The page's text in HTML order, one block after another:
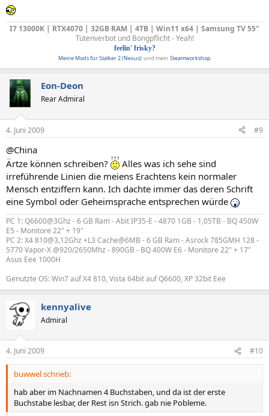
I7 13000K | RTX4070 | 32GB RAM | 4TB | Win11 x64 | Samsung TV 55"
Tütenverbot und Bongpflicht - Yeah!
feelin' frisky?
Meine Mods für Stalker 2 (Nexus) und mein Steamworkshop
Eon-Deon
Rear Admiral
4. Juni 2009 #9
@China
Ärtze können schreiben?
Alles was ich sehe sind
irreführende Linien die meiens Erachtens kein normaler
Mensch entziffern kann. Ich dachte immer das deren Schrift
eine Symbol oder Geheimsprache entsprechen würde
PC 1: Q6600@3Ghz - 6 GB Ram - Abit IP35-E - 4870 1GB - 1,05TB - BQ 450W
E5 - Monitore 22" + 19"
PC 2: X4 810@3,12Ghz +L3 Cache@6MB - 6 GB Ram - Asrock 785GMH 128 -
5770 Vapor-X @920/2650Mhz - 890GB - BQ 400W E6 - Monitore 22" + 17"
Asus Eee 1000H
Genutzte OS: Win7 auf X4 810, Vista 64bit auf Q6600, XP 32bit Eee
kennyalive
Admiral
4. Juni 2009 #10
buwwel schrieb:
hab aber im Nachnamen 4 Buchstaben, und da ist der erste
Buchstabe lesbar, der Rest isn Strich. gab nie Pobleme.